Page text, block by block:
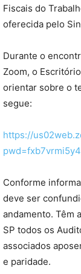
Fiscais do
oferecida pelo
Durante o
Zoom, o
orientar sobre o
segue:
https://
Conforme
deve ser
andamento. Têm
SP todos os
associados
e paridade.